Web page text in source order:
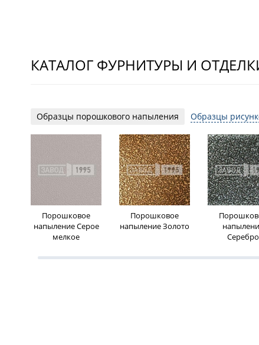
КАТАЛОГ ФУРНИТУРЫ И
Образцы порошкового напыления Образцы
Порошковое
напыление Серое
мелкое
Порошковое
напыление Золото
Серебро